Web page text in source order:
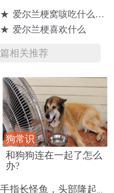
气，
何用
她一下，谁懂
啊！！
★ 爱尔兰梗窝咳吃什么药最好
★ 爱尔兰梗喜欢什么
相关推荐
狗常识
和狗狗连在一起了怎么
办?